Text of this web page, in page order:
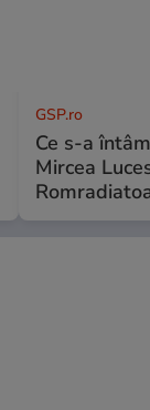
GSP.ro
Ce s-a
Mircea